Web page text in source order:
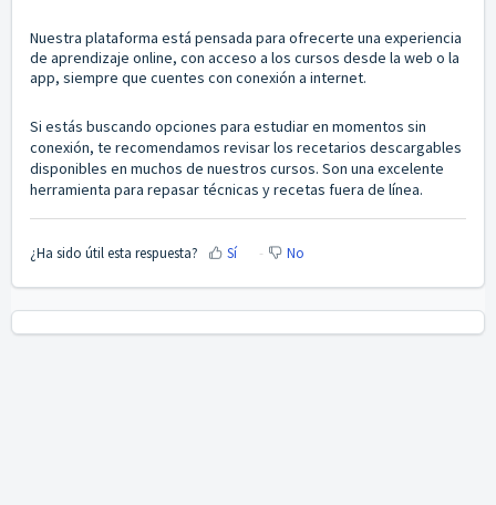
Nuestra plataforma está pensada para ofrecerte una experiencia
de aprendizaje online, con acceso a los cursos desde la web o la
app, siempre que cuentes con conexión a internet.
Si estás buscando opciones para estudiar en momentos sin
conexión, te recomendamos revisar los recetarios descargables
disponibles en muchos de nuestros cursos. Son una excelente
herramienta para repasar técnicas y recetas fuera de línea.
¿Ha sido útil esta respuesta? Sí No